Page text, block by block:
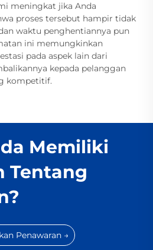
meningkat jika Anda
proses tersebut hampir tidak
waktu penghentiannya pun
ini memungkinkan
pada aspek lain dari
kepada pelanggan
kompetitif.
Memiliki
Tentang
Penawaran →